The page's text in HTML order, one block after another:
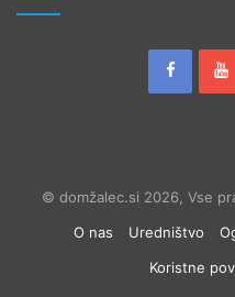
© domžalec.si 2026, Vse
O nas
Uredništvo
Koristne